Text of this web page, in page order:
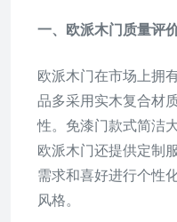
一、欧派木门质量评
欧派木门在市场上拥
品多采用实木复合材
性。免漆门款式简洁
欧派木门还提供定制
需求和喜好进行个性
风格。